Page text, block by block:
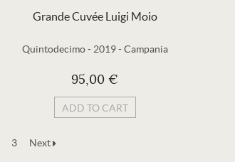
Grande Cuvée Luigi Moio
Quintodecimo - 2019-Campania
95,00 €
ADD TO CART
3 Next